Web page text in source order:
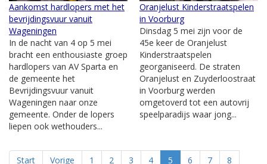
Aankomst hardlopers met het
bevrijdingsvuur vanuit
Wageningen
In de nacht van 4 op 5 mei
bracht een enthousiaste groep
hardlopers van AV Sparta en
de gemeente het
Bevrijdingsvuur vanuit
Wageningen naar onze
gemeente. Onder de lopers
liepen ook wethouders...
Oranjelust Kinderstraatspelen
in Voorburg
Dinsdag 5 mei zijn voor de
45e keer de Oranjelust
Kinderstraatspelen
georganiseerd. De straten
Oranjelust en Zuyderloostraat
in Voorburg werden
omgetoverd tot een autovrij
speelparadijs waar jong...
Start Vorige 1 2 3 4 5 6 7
8